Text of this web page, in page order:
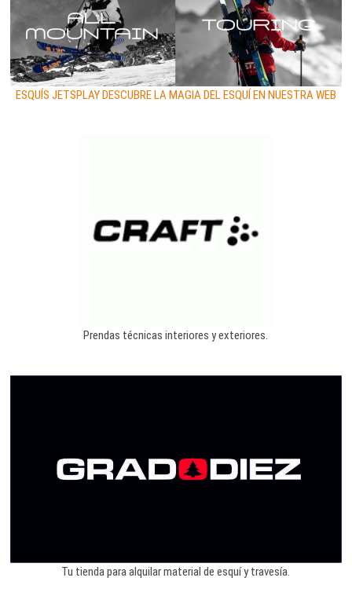
ESQUÍS JETSPLAY DESCUBRE LA MAGIA DEL ESQUÍ EN NUESTRA WEB
Prendas técnicas interiores y exteriores.
Tu tienda para alquilar material de esquí y travesía.